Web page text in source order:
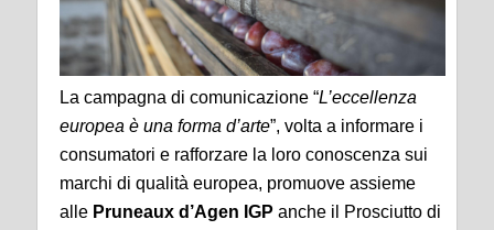
La campagna di comunicazione “L’eccellenza
europea è una forma d’arte”, volta a informare i
consumatori e rafforzare la loro conoscenza sui
marchi di qualità europea, promuove assieme
alle Pruneaux d’Agen IGP anche il Prosciutto di